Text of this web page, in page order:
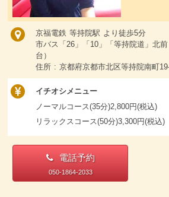
京福電鉄 等持院駅 より徒歩5分
市バス「26」「10」「等持院道」北
台）
住所 : 京都府京都市北区等持院南町
イチオシメニュー
ノーマルコース(35分)2,800円(税込)
リラックスコース(50分)3,300円(税込)
電話予約
050-1864-2033